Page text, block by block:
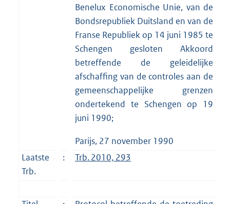
Benelux Economische Unie, van de
Bondsrepubliek Duitsland en van de
Franse Republiek op 14 juni 1985 te
Schengen gesloten Akkoord
betreffende de geleidelijke
afschaffing van de controles aan de
gemeenschappelijke grenzen
ondertekend te Schengen op 19
juni 1990;
Parijs, 27 november 1990
Laatste
Trb.
: Trb. 2010, 293